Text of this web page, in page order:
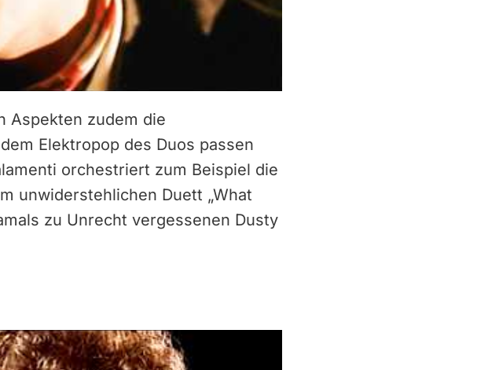
Aspekten zudem die
Elektropop des Duos passen
orchestriert zum Beispiel die
unwiderstehlichen Duett „What
zu Unrecht vergessenen Dusty